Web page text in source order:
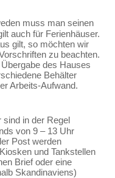
muss man seinen
auch für Ferienhäuser.
gilt, so möchten wir
zu beachten.
des Hauses
Behälter
Arbeits-Aufwand.
sind in der Regel
von 9 – 13 Uhr
Post werden
und Tankstellen
Brief oder eine
Skandinaviens)